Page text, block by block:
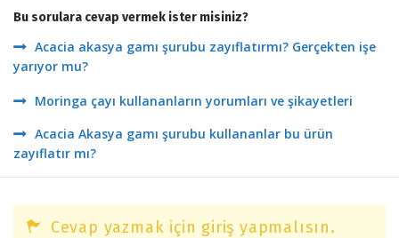
Bu sorulara cevap vermek ister misiniz?
Acacia akasya gamı şurubu zayıflatırmı? Gerçekten işe
yarıyor mu?
Moringa çayı kullananların yorumları ve şikayetleri
Acacia Akasya gamı şurubu kullananlar bu ürün
zayıflatır mı?
Cevap yazmak için giriş yapmalısın.